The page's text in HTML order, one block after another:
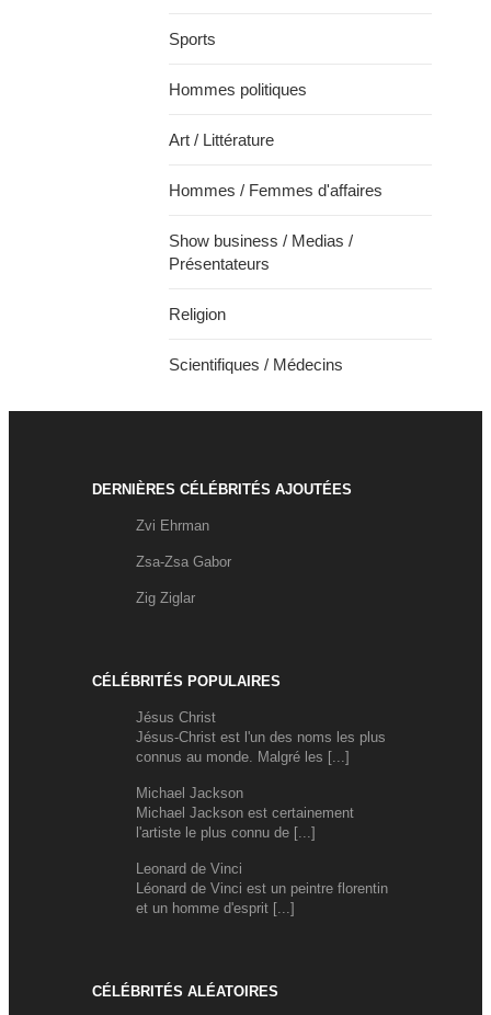
Sports
Hommes politiques
Art / Littérature
Hommes / Femmes d'affaires
Show business / Medias /
Présentateurs
Religion
Scientifiques / Médecins
DERNIÈRES CÉLÉBRITÉS AJOUTÉES
Zvi Ehrman
Zsa-Zsa Gabor
Zig Ziglar
CÉLÉBRITÉS POPULAIRES
Jésus Christ
Jésus-Christ est l'un des noms les plus
connus au monde. Malgré les [...]
Michael Jackson
Michael Jackson est certainement
l'artiste le plus connu de [...]
Leonard de Vinci
Léonard de Vinci est un peintre florentin
et un homme d'esprit [...]
CÉLÉBRITÉS ALÉATOIRES